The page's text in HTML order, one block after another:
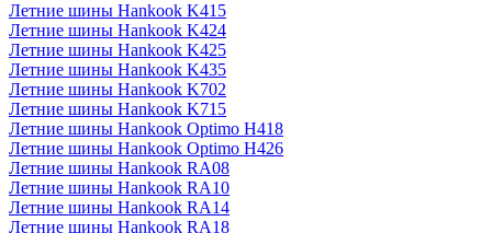
Летние шины Hankook K415
Летние шины Hankook K424
Летние шины Hankook K425
Летние шины Hankook K435
Летние шины Hankook K702
Летние шины Hankook K715
Летние шины Hankook Optimo H418
Летние шины Hankook Optimo H426
Летние шины Hankook RA08
Летние шины Hankook RA10
Летние шины Hankook RA14
Летние шины Hankook RA18